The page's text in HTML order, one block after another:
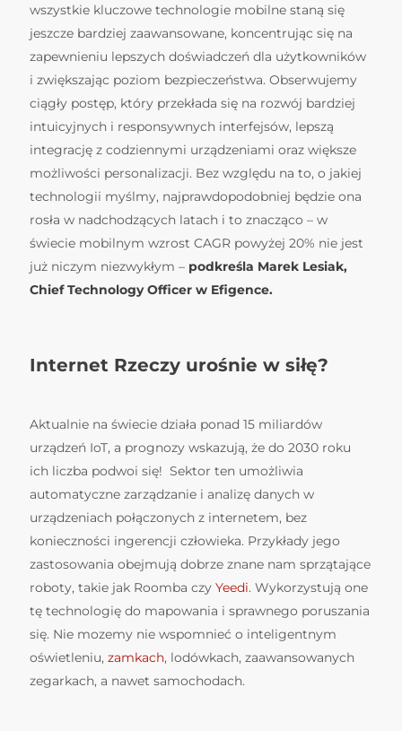
wszystkie kluczowe technologie mobilne staną się
jeszcze bardziej zaawansowane, koncentrując się na
zapewnieniu lepszych doświadczeń dla użytkowników
i zwiększając poziom bezpieczeństwa. Obserwujemy
ciągły postęp, który przekłada się na rozwój bardziej
intuicyjnych i responsywnych interfejsów, lepszą
integrację z codziennymi urządzeniami oraz większe
możliwości personalizacji. Bez względu na to, o jakiej
technologii myślmy, najprawdopodobniej będzie ona
rosła w nadchodzących latach i to znacząco – w
świecie mobilnym wzrost CAGR powyżej 20% nie jest
już niczym niezwykłym – podkreśla Marek Lesiak,
Chief Technology Officer w Efigence.
Internet Rzeczy urośnie w siłę?
Aktualnie na świecie działa ponad 15 miliardów
urządzeń IoT, a prognozy wskazują, że do 2030 roku
ich liczba podwoi się! Sektor ten umożliwia
automatyczne zarządzanie i analizę danych w
urządzeniach połączonych z internetem, bez
konieczności ingerencji człowieka. Przykłady jego
zastosowania obejmują dobrze znane nam sprzątające
roboty, takie jak Roomba czy Yeedi. Wykorzystują one
tę technologię do mapowania i sprawnego poruszania
się. Nie mozemy nie wspomnieć o inteligentnym
oświetleniu, zamkach, lodówkach, zaawansowanych
zegarkach, a nawet samochodach.